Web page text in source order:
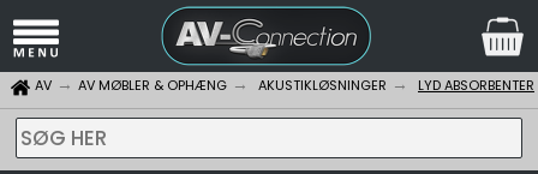
AV AV MØBLER & OPHÆNG AKUSTIKLØSNINGER LYD ABSORBENTER
SØG HER